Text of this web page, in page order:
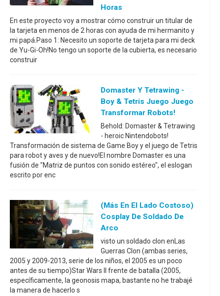
Horas
En este proyecto voy a mostrar cómo construir un titular de
la tarjeta en menos de 2 horas con ayuda de mi hermanito y
mi papá.Paso 1: Necesito un soporte de tarjeta para mi deck
de Yu-Gi-Oh!No tengo un soporte de la cubierta, es necesario
construir
Domaster Y Tetrawing -
Boy & Tetris Juego Juego
Transformar Robots!
Behold: Domaster & Tetrawing
- heroic Nintendobots!
Transformación de sistema de Game Boy y el juego de Tetris
para robot y aves y de nuevo!El nombre Domaster es una
fusión de "Matriz de puntos con sonido estéreo", el eslogan
escrito por enc
(más En El Lado Costoso)
Cosplay De Soldado De
Arco
visto un soldado clon enLas
Guerras Clon (ambas series,
2005 y 2009-2013, serie de los niños, el 2005 es un poco
antes de su tiempo)Star Wars II frente de batalla (2005,
específicamente, la geonosis mapa, bastante no he trabajé
la manera de hacerlo s